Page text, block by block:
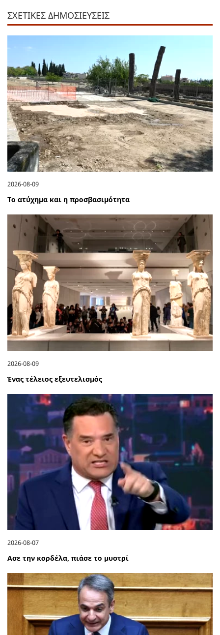
ΣΧΕΤΙΚΕΣ ΔΗΜΟΣΙΕΥΣΕΙΣ
2026-08-09
Το ατύχημα και η προσβασιμότητα
2026-08-09
Ένας τέλειος εξευτελισμός
2026-08-07
Ασε την κορδέλα, πιάσε το μυστρί